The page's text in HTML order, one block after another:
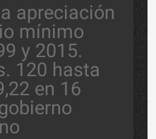
apreciación
mínimo
y 2015.
120 hasta
en 16